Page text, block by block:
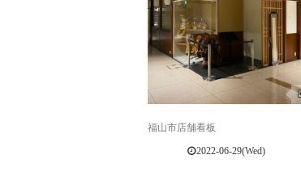
福山市店舗看板
2022-06-29(Wed)